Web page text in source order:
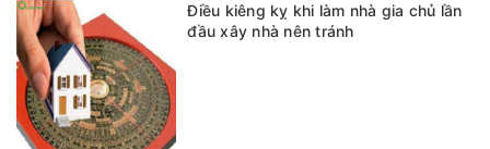
Điều kiêng kỵ khi làm nhà gia chủ lần
đầu xây nhà nên tránh